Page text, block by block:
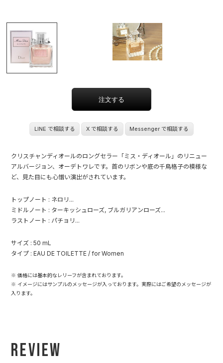
LINE で相談する X で相談する Messenger で相談する
クリスチャンディオールのロングセラー「ミス・ディオール」のリニュー
アルバージョン、オーデトワレです。首のリボンや底の千鳥格子の模様な
ど、見た目にも心憎い演出がされています。
トップノート : ネロリ...
ミドルノート : ターキッシュローズ, ブルガリアンローズ...
ラストノート : パチョリ...
サイズ : 50 mL
タイプ : EAU DE TOILETTE / for Women
※ 価格には基本的なレリーフが含まれております。
※ イメージにはサンプルのメッセージが入っております。実際にはご希望のメッセージが
入ります。
Review